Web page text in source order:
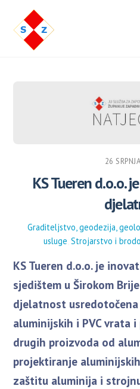
26
KS Tueren d.o.o.
Graditeljstvo, geodezija,
usluge ,Strojarstvo i
KS Tueren d.o.o. je
sjedištem u Širokom
djelatnost
aluminijskih i PVC vrata
drugih proizvoda od
projektiranje
zaštitu aluminija i